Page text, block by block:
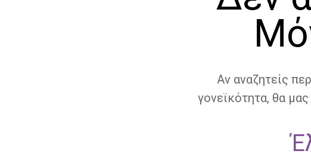
Αν αναζητείς
γονεϊκότητα, θα